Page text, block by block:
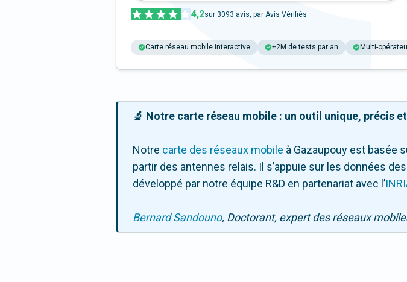
4,2sur 3093 avis, par Avis Vérifiés
Carte réseau mobile interactive +2M de tests par an Multi-
🔬 Notre carte réseau mobile : un outil unique, précis
Notre carte des réseaux mobile à Gazaupouy est basée
partir des antennes relais. Il s’appuie sur les données
développé par notre équipe R&D en partenariat avec l ’
Bernard Sandouno, Doctorant, expert des réseaux